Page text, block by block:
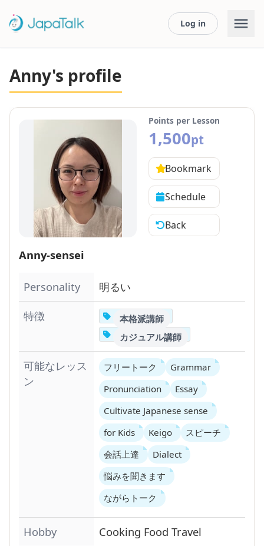
Log in
Anny's profile
Anny-sensei
Points per Lesson
1,500pt
Bookmark
Schedule
Back
Personality
明るい
特徴
本格派講師
カジュアル講師
可能なレッス
ン
フリートーク
Grammar
Pronunciation
Essay
Cultivate Japanese sense
for Kids
Keigo
スピーチ
会話上達
Dialect
悩みを聞きます
ながらトーク
Hobby Cooking Food Travel